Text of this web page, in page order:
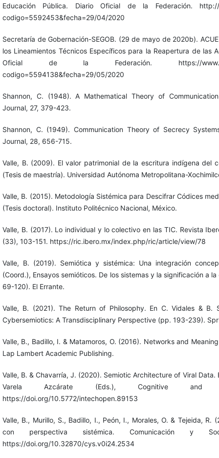
Educación Pública. Diario Oficial de la Federación. http://
codigo=5592453&fecha=29/04/2020
Secretaría de Gobernación-SEGOB. (29 de mayo de 2020b).
los Lineamientos Técnicos Específicos para la Reapertura de las
Oficial de la Federación. https://
codigo=5594138&fecha=29/05/2020
Shannon, C. (1948). A Mathematical Theory of
Journal, 27, 379-423.
Shannon, C. (1949). Communication Theory of Secrecy
Journal, 28, 656-715.
Valle, B. (2009). El valor patrimonial de la escritura indígena del
(Tesis de maestría). Universidad Autónoma Metropolitana-
Valle, B. (2015). Metodología Sistémica para Descifrar Códices
(Tesis doctoral). Instituto Politécnico Nacional, México.
Valle, B. (2017). Lo individual y lo colectivo en las TIC. Revista
(33), 103-151. https://ric.ibero.mx/index.php/ric/article/view/78
Valle, B. (2019). Semiótica y sistémica: Una integración
(Coord.), Ensayos semióticos. De los sistemas y la significación a
69-120). El Errante.
Valle, B. (2021). The Return of Philosophy. En C. Vidales & B.
Cybersemiotics: A Transdisciplinary Perspective (pp. 193-239).
Valle, B., Badillo, I. & Matamoros, O. (2016). Networks and
Lap Lambert Academic Publishing.
Valle, B. & Chavarría, J. (2020). Semiotic Architecture of Viral Data.
Varela Azcárate (Eds.), Cognitive and
https://doi.org/10.5772/intechopen.89153
Valle, B., Murillo, S., Badillo, I., Peón, I., Morales, O. & Tejeida, R.
con perspectiva sistémica. Comunicación y
https://doi.org/10.32870/cys.v0i24.2534